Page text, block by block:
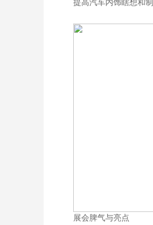
提高汽车内饰瞎想和
展会脾气与亮点